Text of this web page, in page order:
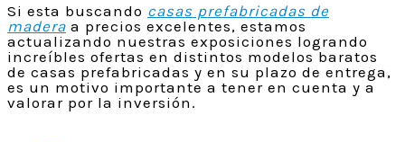
Si esta buscando casas prefabricadas de
madera a precios excelentes, estamos
actualizando nuestras exposiciones logrando
increíbles ofertas en distintos modelos baratos
de casas prefabricadas y en su plazo de entrega,
es un motivo importante a tener en cuenta y a
valorar por la inversión.